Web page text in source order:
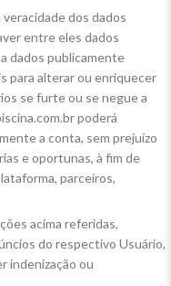
dos dados
entre eles dados
dados publicamente
para alterar ou enriquecer
se furte ou se negue a
poderá
a conta, sem prejuízo
e oportunas, à fim de
parceiros,
acima referidas,
do respectivo Usuário,
indenização ou